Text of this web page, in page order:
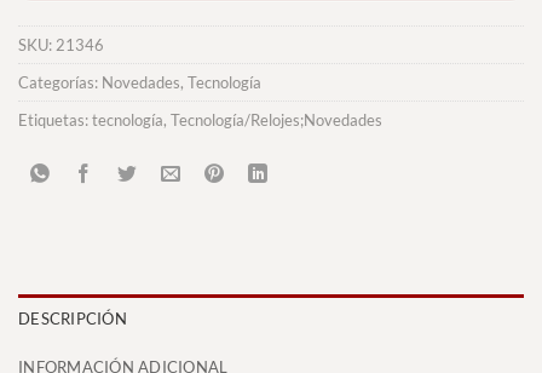
SKU: 21346
Categorías: Novedades, Tecnología
Etiquetas:tecnología, Tecnología/Relojes;Novedades
DESCRIPCIÓN
INFORMACIÓN ADICIONAL